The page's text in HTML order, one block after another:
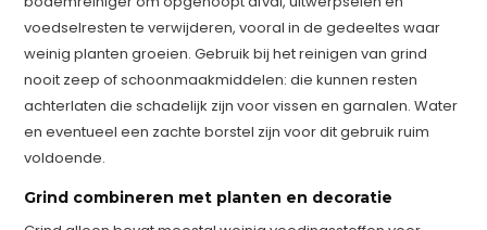
voedselresten te verwijderen, vooral in de gedeeltes waar
weinig planten groeien. Gebruik bij het reinigen van grind
nooit zeep of schoonmaakmiddelen: die kunnen resten
achterlaten die schadelijk zijn voor vissen en garnalen. Water
en eventueel een zachte borstel zijn voor dit gebruik ruim
voldoende.
Grind combineren met planten en decoratie